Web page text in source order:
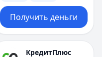
Получить деньги
КредитПлюс